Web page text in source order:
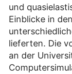
und
Einblicke in
lieferten. Die
an der